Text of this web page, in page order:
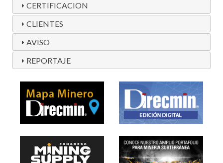
CERTIFICACION
CLIENTES
AVISO
REPORTAJE